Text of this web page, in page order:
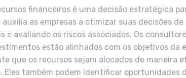
financeiros é uma decisão estratégica
as empresas a otimizar suas decisões
e avaliando os riscos associados. Os
estão alinhados com os objetivos da
que os recursos sejam alocados de maneira
Eles também podem identificar oportunidades